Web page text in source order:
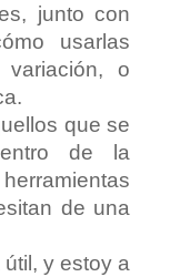
junto con
usarlas
o
que se
de la
de una
y estoy a